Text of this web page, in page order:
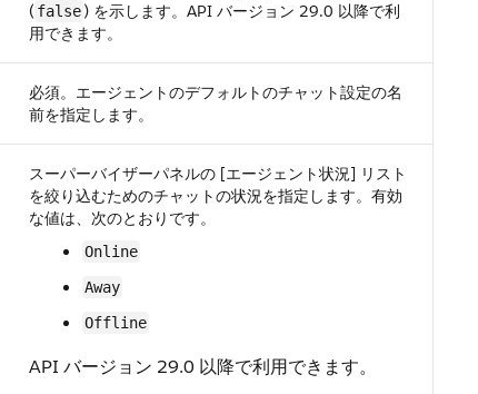
( false) を示します。API バージョン 29.0 以降で利
用できます。
必須。エージェントのデフォルトのチャット設定の名
前を指定します。
スーパーバイザーパネルの [エージェント状況] リスト
を絞り込むためのチャットの状況を指定します。有効
な値は、次のとおりです。
Online
Away
Offline
API バージョン 29.0 以降で利用できます。